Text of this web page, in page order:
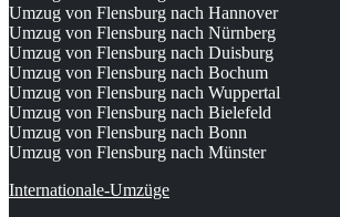
Umzug von Flensburg nach Hannover
Umzug von Flensburg nach Nürnberg
Umzug von Flensburg nach Duisburg
Umzug von Flensburg nach Bochum
Umzug von Flensburg nach Wuppertal
Umzug von Flensburg nach Bielefeld
Umzug von Flensburg nach Bonn
Umzug von Flensburg nach Münster
Internationale-Umzüge